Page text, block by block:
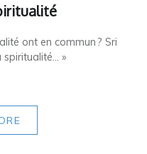
ont en commun ? Sri
spiritualité... »